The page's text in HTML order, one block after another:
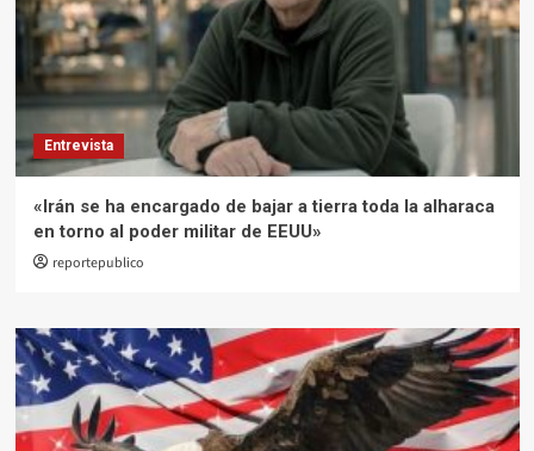
Entrevista
«Irán se ha encargado de bajar a tierra toda la alharaca
en torno al poder militar de EEUU»
reportepublico